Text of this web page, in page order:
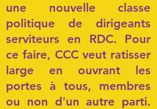
une nouvelle classe
politique de dirigeants
serviteurs en RDC. Pour
ce faire, CCC veut ratisser
large en ouvrant les
portes à tous, membres
ou non d'un autre parti.